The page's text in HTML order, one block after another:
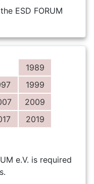
ESD FORUM
1989
1999
2009
2019
e.V. is required